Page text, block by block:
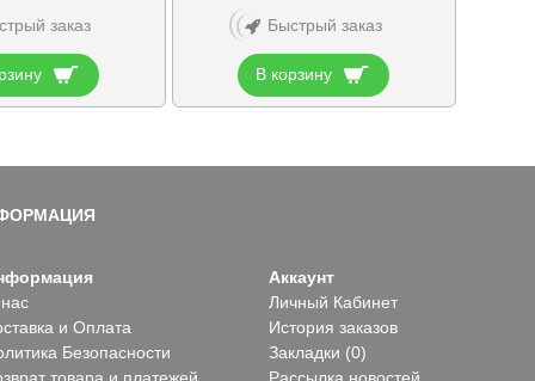
заказ Быстрый заказ
В корзину
и Оплата
Безопасности
товара и платежей
Аккаунт
Личный Кабинет
История заказов
Закладки (0)
Рассылка новостей